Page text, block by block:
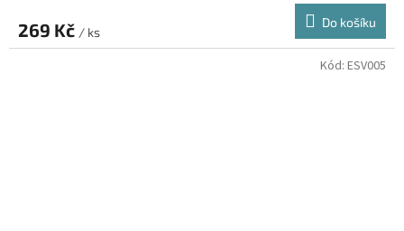
269 Kč / ks
Do košíku
Kód: ESV005